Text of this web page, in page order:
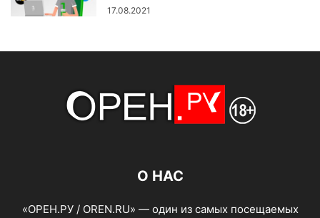
17.08.2021
О НАС
«ОРЕН.РУ / OREN.RU» — один из самых посещаемых